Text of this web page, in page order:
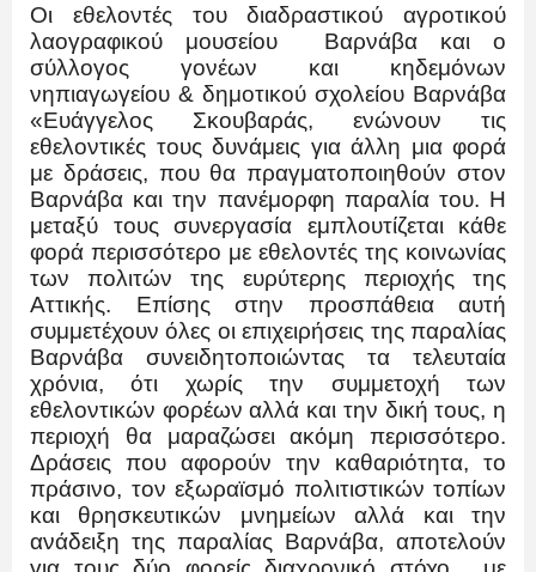
Οι εθελοντές του διαδραστικού αγροτικού
λαογραφικού μουσείου Βαρνάβα και ο
σύλλογος γονέων και κηδεμόνων
νηπιαγωγείου & δημοτικού σχολείου Βαρνάβα
«Ευάγγελος Σκουβαράς, ενώνουν τις
εθελοντικές τους δυνάμεις για άλλη μια φορά
με δράσεις, που θα πραγματοποιηθούν στον
Βαρνάβα και την πανέμορφη παραλία του. Η
μεταξύ τους συνεργασία εμπλουτίζεται κάθε
φορά περισσότερο με εθελοντές της κοινωνίας
των πολιτών της ευρύτερης περιοχής της
Αττικής. Επίσης στην προσπάθεια αυτή
συμμετέχουν όλες οι επιχειρήσεις της παραλίας
Βαρνάβα συνειδητοποιώντας τα τελευταία
χρόνια, ότι χωρίς την συμμετοχή των
εθελοντικών φορέων αλλά και την δική τους, η
περιοχή θα μαραζώσει ακόμη περισσότερο.
Δράσεις που αφορούν την καθαριότητα, το
πράσινο, τον εξωραϊσμό πολιτιστικών τοπίων
και θρησκευτικών μνημείων αλλά και την
ανάδειξη της παραλίας Βαρνάβα, αποτελούν